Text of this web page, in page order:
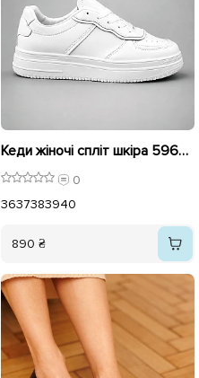
Кеди жіночі спліт шкіра 596536 Білі
0
3637383940
890 ₴